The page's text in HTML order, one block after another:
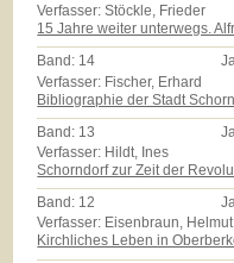
Verfasser: Stöckle, Frieder
15 Jahre weiter unterwegs.
Band: 14
Verfasser: Fischer, Erhard
Bibliographie der Stadt
Band: 13
Verfasser: Hildt, Ines
Schorndorf zur Zeit der
Band: 12
Verfasser: Eisenbraun, Helmut
Kirchliches Leben in